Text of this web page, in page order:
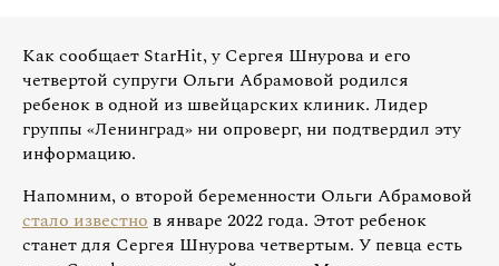
Как сообщает StarHit, у Сергея Шнурова и его
четвертой супруги Ольги Абрамовой родился
ребенок в одной из швейцарских клиник. Лидер
группы «Ленинград» ни опроверг, ни подтвердил эту
информацию.
Напомним, о второй беременности Ольги Абрамовой
стало известно в январе 2022 года. Этот ребенок
станет для Сергея Шнурова четвертым. У певца есть